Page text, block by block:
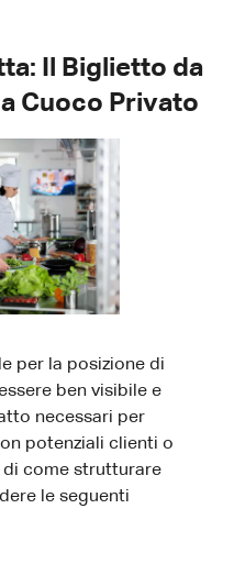
Il Biglietto da
Cuoco Privato
per la posizione di
ben visibile e
necessari per
potenziali clienti o
come strutturare
le seguenti